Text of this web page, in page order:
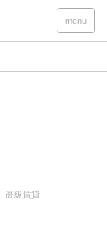
menu
高級賃貸